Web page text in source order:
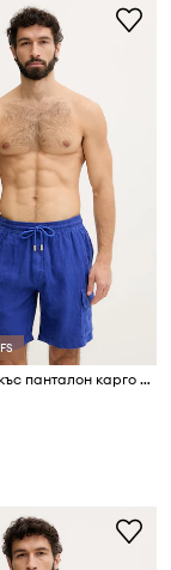
Vilebrequin къс панталон карго мъжки от лен BAIE